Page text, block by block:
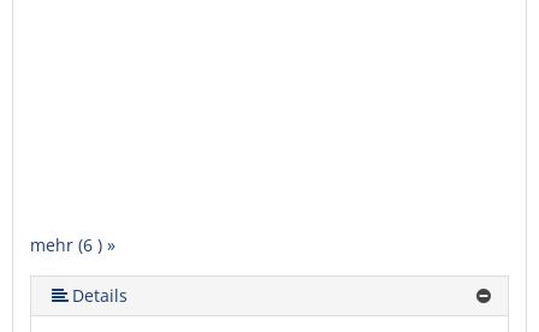
mehr (6 ) »
mehr (6 ) »
mehr (6 ) »
Details